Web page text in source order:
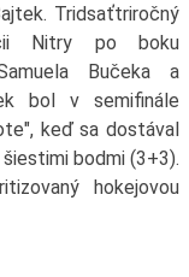
Tridsaťtriročný
Nitry po boku
Bučeka a
bol v semifinále
keď sa dostával
bodmi (3+3).
hokejovou